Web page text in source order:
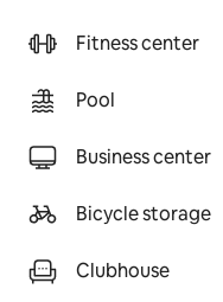
Fitness center
Pool
Business center
Bicycle storage
Clubhouse